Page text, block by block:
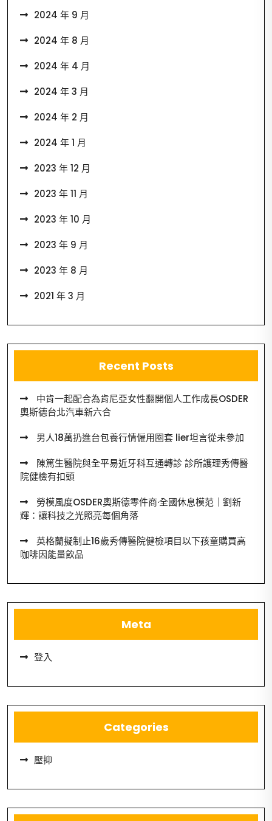
2024 年 9 月
2024 年 8 月
2024 年 4 月
2024 年 3 月
2024 年 2 月
2024 年 1 月
2023 年 12 月
2023 年 11 月
2023 年 10 月
2023 年 9 月
2023 年 8 月
2021 年 3 月
Recent Posts
中肯一起配合為肯尼亞女性翻開個人工作成長OSDER
奧斯德台北汽車新六合
男人18萬扔進台包養行情僱用圈套 lier坦言從未參加
陳篤生醫院與全平易近牙科互通轉診 診所護理秀傳醫
院健檢有扣頭
勞模風度OSDER奧斯德零件商·全國休息模范｜劉新
輝：讓科技之光照亮每個角落
英格蘭擬制止16歲秀傳醫院健檢項目以下孩童購買高
咖啡因能量飲品
Meta
登入
Categories
壓抑